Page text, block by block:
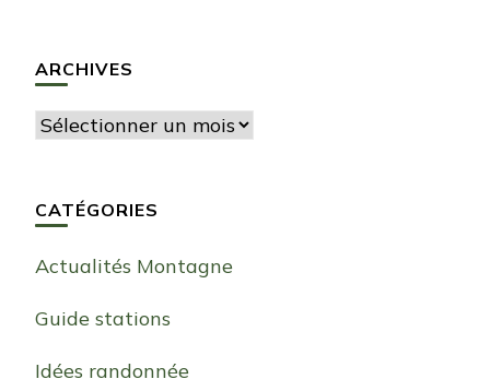
ARCHIVES
Archives
CATÉGORIES
Actualités Montagne
Guide stations
Idées randonnée